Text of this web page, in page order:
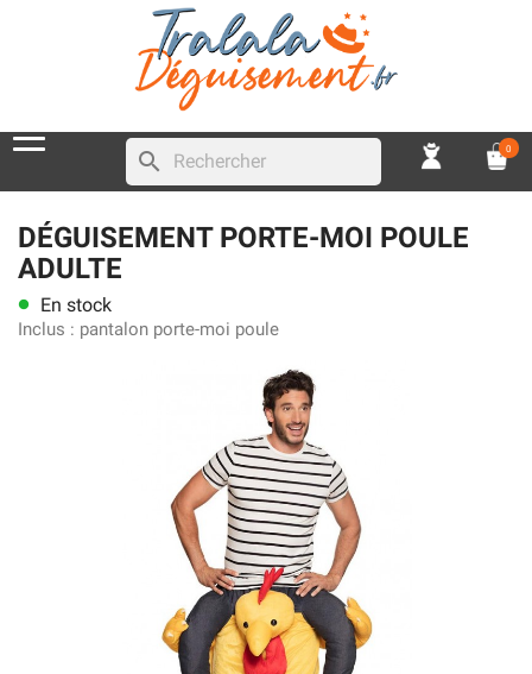
search 0
DÉGUISEMENT PORTE-MOI POULE
ADULTE
lens En stock
Inclus : pantalon porte-moi poule